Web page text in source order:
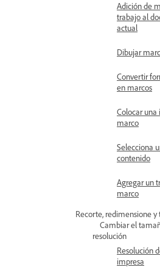
Adición de
trabajo al
actual
Dibujar
Convertir
en marcos
Colocar
marco
Selecciona
contenido
Agregar un
marco
Recorte, redimensione
Cambiar el
resolución
Resolución
impresa